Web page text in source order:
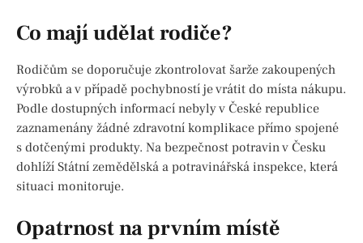
Co mají udělat rodiče?
Rodičům se doporučuje zkontrolovat šarže zakoupených
výrobků a v případě pochybností je vrátit do místa nákupu.
Podle dostupných informací nebyly v České republice
zaznamenány žádné zdravotní komplikace přímo spojené
s dotčenými produkty. Na bezpečnost potravin v Česku
dohlíží Státní zemědělská a potravinářská inspekce, která
situaci monitoruje.
Opatrnost na prvním místě